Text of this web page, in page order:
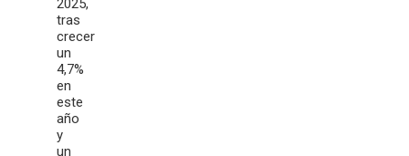
2025,
tras
crecer
un
4,7%
en
este
año
y
un